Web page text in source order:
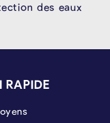
des eaux